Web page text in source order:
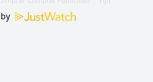
del resto de las chicas.